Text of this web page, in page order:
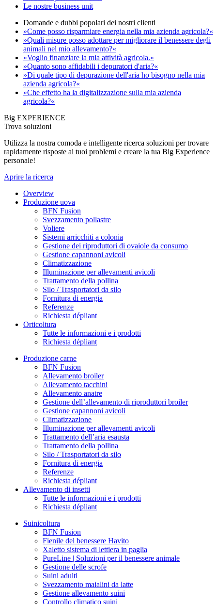
Le nostre business unit
Domande e dubbi popolari dei nostri clienti
»Come posso risparmiare energia nella mia azienda agricola?«
»Quali misure posso adottare per migliorare il benessere degli
animali nel mio allevamento?«
»Voglio finanziare la mia attività agricola.«
»Quanto sono affidabili i depuratori d'aria?«
»Di quale tipo di depurazione dell'aria ho bisogno nella mia
azienda agricola?«
»Che effetto ha la digitalizzazione sulla mia azienda
agricola?«
Big EXPERIENCE
Trova soluzioni
Utilizza la nostra comoda e intelligente ricerca soluzioni per trovare
rapidamente risposte ai tuoi problemi e creare la tua Big Experience
personale!
Aprire la ricerca
Overview
Produzione uova
BFN Fusion
Svezzamento pollastre
Voliere
Sistemi arricchiti a colonia
Gestione dei riproduttori di ovaiole da consumo
Gestione capannoni avicoli
Climatizzazione
Illuminazione per allevamenti avicoli
Trattamento della pollina
Silo / Trasportatori da silo
Fornitura di energia
Referenze
Richiesta dépliant
Orticoltura
Tutte le informazioni e i prodotti
Richiesta dépliant
Produzione carne
BFN Fusion
Allevamento broiler
Allevamento tacchini
Allevamento anatre
Gestione dell’allevamento di riproduttori broiler
Gestione capannoni avicoli
Climatizzazione
Illuminazione per allevamenti avicoli
Trattamento dell’aria esausta
Trattamento della pollina
Silo / Trasportatori da silo
Fornitura di energia
Referenze
Richiesta dépliant
Allevamento di insetti
Tutte le informazioni e i prodotti
Richiesta dépliant
Suinicoltura
BFN Fusion
Fienile del benessere Havito
Xaletto sistema di lettiera in paglia
PureLine | Soluzioni per il benessere animale
Gestione delle scrofe
Suini adulti
Svezzamento maialini da latte
Gestione allevamento suini
Controllo climatico suini